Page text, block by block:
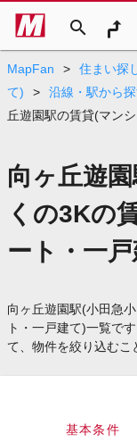
search
MapFan > 住まい探
て)
> 沿線・駅から
丘遊園駅の賃貸(マン
向ヶ丘遊
くの3Kの
ート・一
向ヶ丘遊園駅(小田急
ト・一戸建て)一覧で
て、物件を絞り込むこ
基本条件